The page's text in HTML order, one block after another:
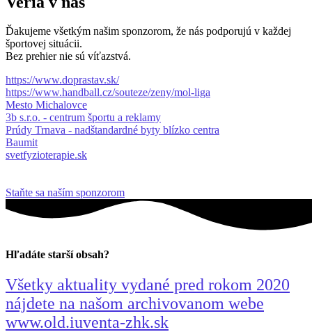
Ďakujeme všetkým našim sponzorom, že nás podporujú v každej
športovej situácii.
Bez prehier nie sú víťazstvá.
https://www.doprastav.sk/
https://www.handball.cz/souteze/zeny/mol-liga
Mesto Michalovce
3b s.r.o. - centrum športu a reklamy
Prúdy Trnava - nadštandardné byty blízko centra
Baumit
svetfyzioterapie.sk
Staňte sa naším sponzorom
Hľadáte starší obsah?
Všetky aktuality vydané pred rokom 2020
nájdete na našom archivovanom webe
www.old.iuventa-zhk.sk